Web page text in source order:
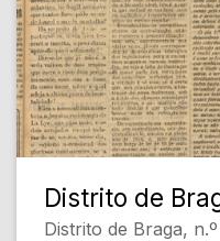
Distrito de
Distrito de Braga,